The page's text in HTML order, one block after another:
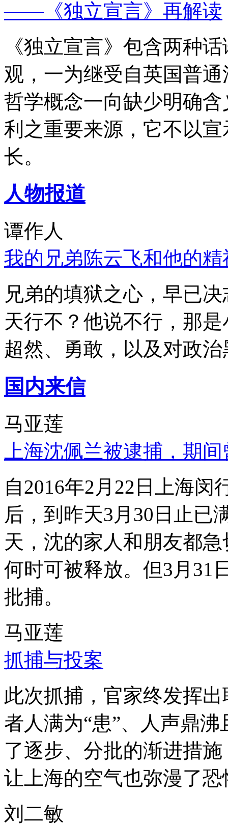
——《独立宣言》再解读
《独立宣言》包含两种
观，一为继受自英国普
哲学概念一向缺少明确
利之重要来源，它不以
长。
人物报道
谭作人
我的兄弟陈云飞和他的
兄弟的填狱之心，早已
天行不？他说不行，那
超然、勇敢，以及对政
国内来信
马亚莲
上海沈佩兰被逮捕，期
自2016年2月22日上海
后，到昨天3月30日止已
天，沈的家人和朋友都
何时可被释放。但3月31
批捕。
马亚莲
抓捕与投案
此次抓捕，官家终发挥
者人满为“患”、人声鼎
了逐步、分批的渐进措
让上海的空气也弥漫了
刘二敏